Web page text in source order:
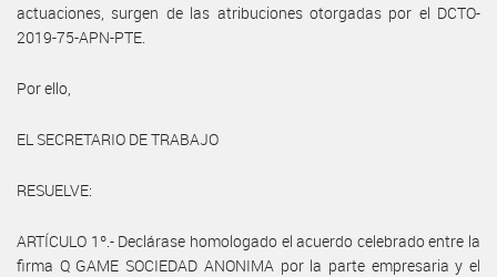
actuaciones, surgen de las atribuciones otorgadas por el DCTO-
2019-75-APN-PTE.
Por ello,
EL SECRETARIO DE TRABAJO
RESUELVE:
ARTÍCULO 1º.- Declárase homologado el acuerdo celebrado entre la
firma Q GAME SOCIEDAD ANONIMA por la parte empresaria y el